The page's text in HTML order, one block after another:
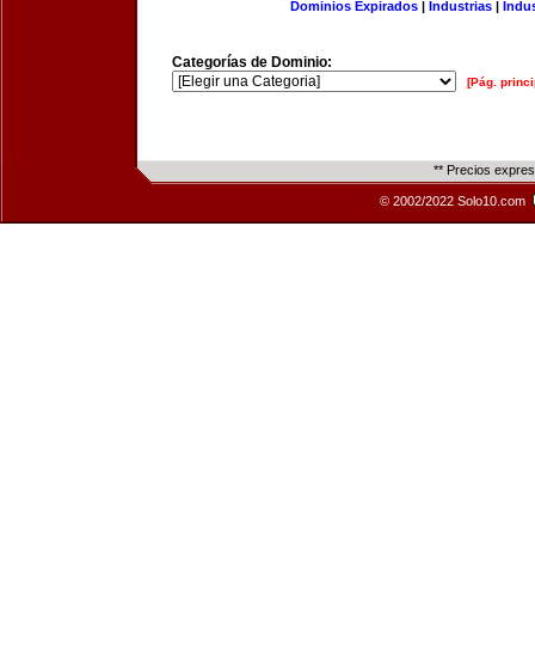
Dominios Expirados | Industrias |
Categorías de Dominio:
[Pág.
** Precios
© 2002/2022 Solo10.com